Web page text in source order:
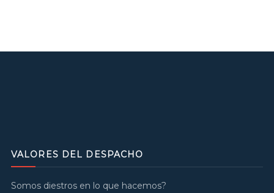
VALORES DEL DESPACHO
Somos diestros en lo que hacemos?